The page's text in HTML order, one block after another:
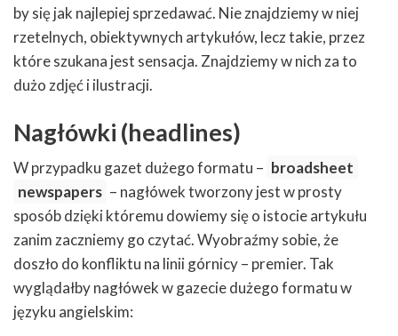
by się jak najlepiej sprzedawać. Nie znajdziemy w niej
rzetelnych, obiektywnych artykułów, lecz takie, przez
które szukana jest sensacja. Znajdziemy w nich za to
dużo zdjęć i ilustracji.
Nagłówki (headlines)
W przypadku gazet dużego formatu – broadsheet
newspapers – nagłówek tworzony jest w prosty
sposób dzięki któremu dowiemy się o istocie artykułu
zanim zaczniemy go czytać. Wyobraźmy sobie, że
doszło do konfliktu na linii górnicy – premier. Tak
wyglądałby nagłówek w gazecie dużego formatu w
języku angielskim: